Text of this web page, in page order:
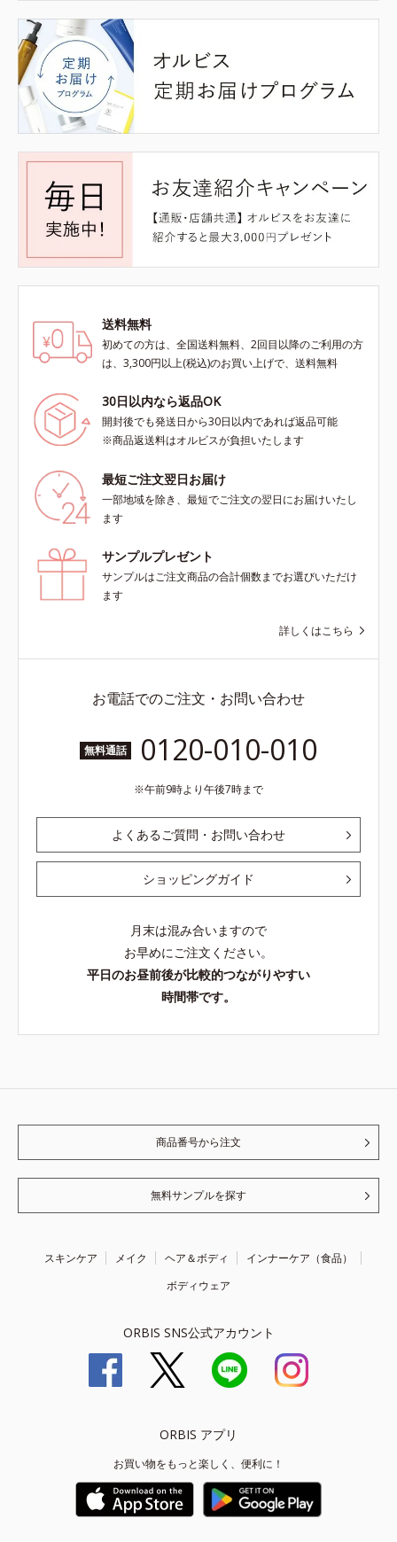
送料無料
初めての方は、全国送料無料、2回目以降のご利用の方
は、3,300円以上(税込)のお買い上げで、送料無料
30日以内なら返品OK
開封後でも発送日から30日以内であれば返品可能
※商品返送料はオルビスが負担いたします
最短ご注文翌日お届け
一部地域を除き、最短でご注文の翌日にお届けいたし
ます
サンプルプレゼント
サンプルはご注文商品の合計個数までお選びいただけ
ます
詳しくはこちら
お電話でのご注文・お問い合わせ
無料通話 0120-010-010
午前9時より午後7時まで
よくあるご質問・お問い合わせ
ショッピングガイド
月末は混み合いますので
お早めにご注文ください。
平日のお昼前後が比較的つながりやすい
時間帯です。
商品番号から注文
無料サンプルを探す
スキンケア メイク ヘア＆ボディ
インナーケア（食品）
ボディウェア
ORBIS SNS公式アカウント
ORBIS アプリ
お買い物をもっと楽しく、便利に！